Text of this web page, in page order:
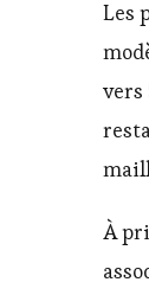
Les
vers
À